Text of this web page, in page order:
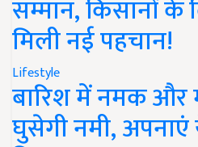
सम्मान, किसानों के
मिली नई पहचान!
Lifestyle
बारिश में नमक और
घुसेगी नमी,